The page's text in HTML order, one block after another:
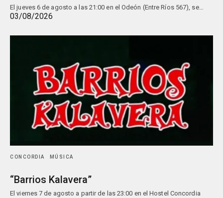
El jueves 6 de agosto a las 21:00 en el Odeón (Entre Ríos 567), se…
03/08/2026
CONCORDIA MÚSICA
“Barrios Kalavera”
El viernes 7 de agosto a partir de las 23:00 en el Hostel Concordia